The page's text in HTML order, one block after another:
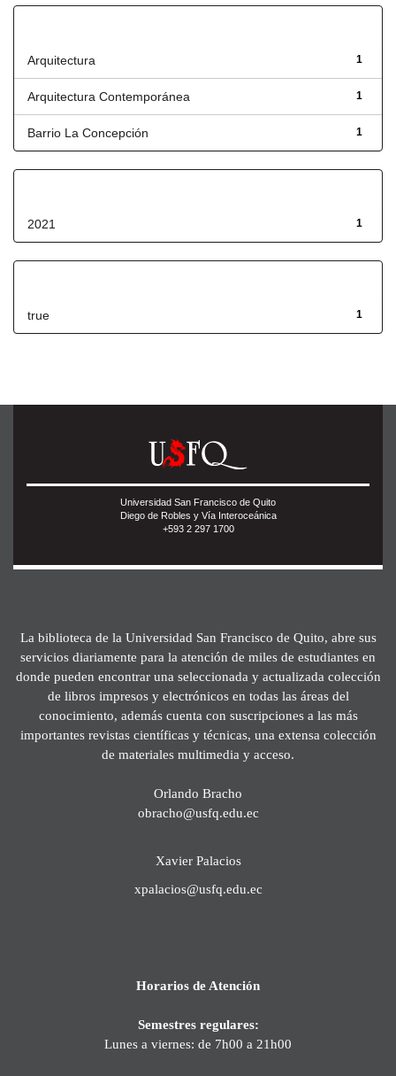
1
Arquitectura
1
Arquitectura Contemporánea
1
Barrio La Concepción
1
2021
1
true
Universidad San Francisco de Quito
Diego de Robles y Vía Interoceánica
+593 2 297 1700
La biblioteca de la Universidad San Francisco de Quito, abre sus
servicios diariamente para la atención de miles de estudiantes en
donde pueden encontrar una seleccionada y actualizada colección
de libros impresos y electrónicos en todas las áreas del
conocimiento, además cuenta con suscripciones a las más
importantes revistas científicas y técnicas, una extensa colección
de materiales multimedia y acceso.
Orlando Bracho
obracho@usfq.edu.ec
Xavier Palacios
xpalacios@usfq.edu.ec
Horarios de Atención
Semestres regulares:
Lunes a viernes: de 7h00 a 21h00